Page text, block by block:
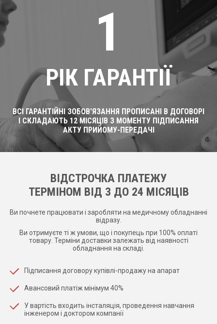
1
РІК ГАРАНТІЇ
ВСІ ГАРАНТІЙНІ ЗОБОВ'ЯЗАННЯ ПРОПИСАНІ В ДОГОВОРІ
І СКЛАДАЮТЬ 12 МІСЯЦІВ З МОМЕНТУ ПІДПИСАННЯ
АКТУ ПРИЙОМУ-ПЕРЕДАЧІ
ВІДСТРОЧКА ПЛАТЕЖУ
ТЕРМІНОМ ВІД 3 ДО 24 МІСЯЦІВ
Ви почнете працювати і заробляти на медичному обладнанні
відразу.
Ви отримуєте ті ж умови, що і покупець при 100% оплаті
товару. Терміни доставки залежать від наявності
обладнання на складі.
Підписання договору купівлі-продажу на апарат
Авансовий платіж мінімум 40%
У вартість входить інсталяція, проведення навчання
інженером і доктором компанії